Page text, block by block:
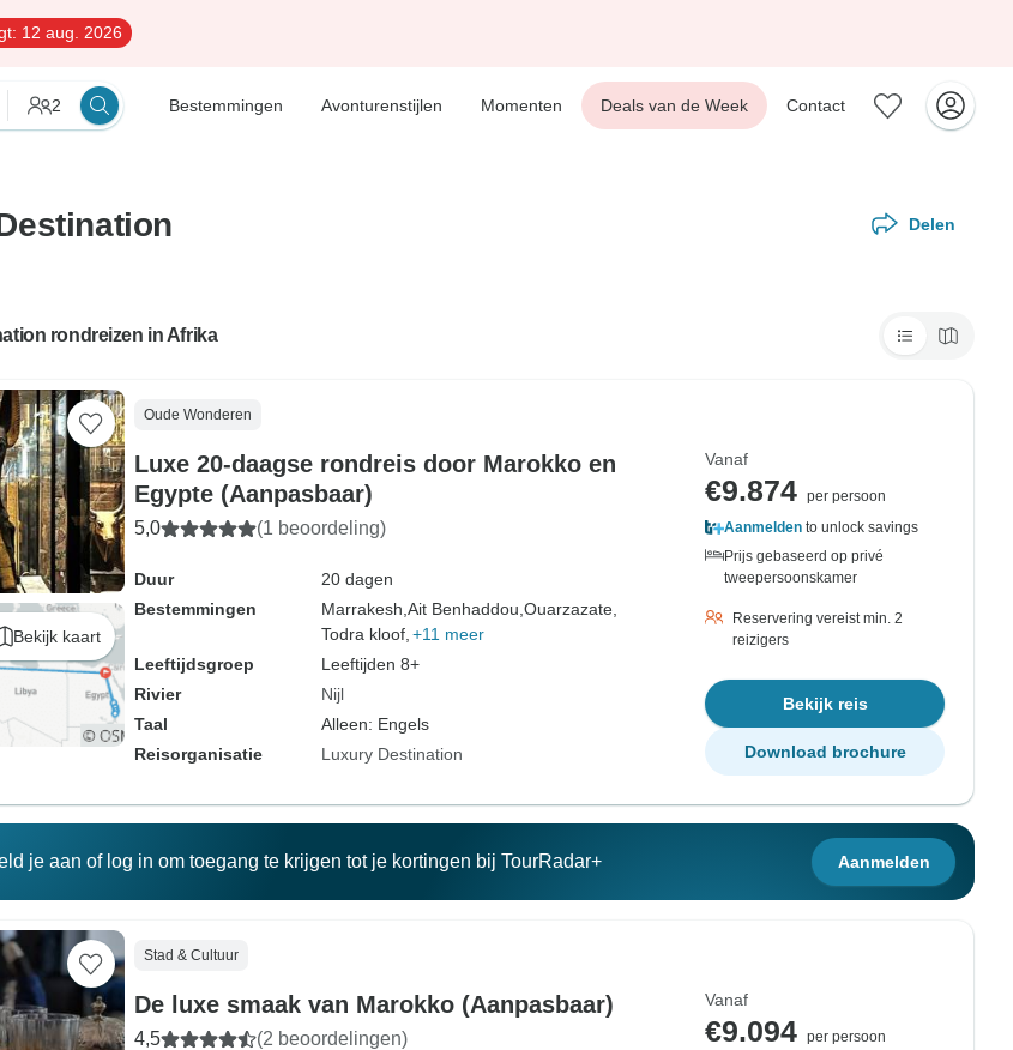
12 aug. 2026
2 Bestemmingen Avonturenstijlen Momenten Deals van de Week Contact
Delen
rondreizen in Afrika
Bekijk kaart
Oude Wonderen
Luxe 20-daagse rondreis door Marokko en
Egypte (Aanpasbaar)
5,0 (1 beoordeling)
Duur
20 dagen
Bestemmingen
Marrakesh, Ait Benhaddou, Ouarzazate,
Todra kloof, +11 meer
Leeftijdsgroep
Leeftijden 8+
Rivier
Nijl
Taal
Alleen: Engels
Reisorganisatie
Luxury Destination
Vanaf
€9.874 per persoon
Aanmelden to unlock savings
Prijs gebaseerd op privé
tweepersoonskamer
Reservering vereist min. 2
reizigers
Bekijk reis
Download brochure
je aan of log in om toegang te krijgen tot je kortingen bij TourRadar+ Aanmelden
Stad & Cultuur
De luxe smaak van Marokko (Aanpasbaar)
4,5 (2 beoordelingen)
Vanaf
€9.094 per persoon